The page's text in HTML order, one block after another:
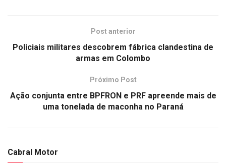
Post anterior
Policiais militares descobrem fábrica clandestina de
armas em Colombo
Próximo Post
Ação conjunta entre BPFRON e PRF apreende mais de
uma tonelada de maconha no Paraná
Cabral Motor